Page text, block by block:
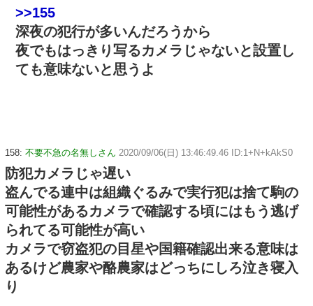
>>155
深夜の犯行が多いんだろうから
夜でもはっきり写るカメラじゃないと設置し
ても意味ないと思うよ
158: 不要不急の名無しさん 2020/09/06(日) 13:46:49.46 ID:1+N+kAkS0
防犯カメラじゃ遅い
盗んでる連中は組織ぐるみで実行犯は捨て駒の
可能性があるカメラで確認する頃にはもう逃げ
られてる可能性が高い
カメラで窃盗犯の目星や国籍確認出来る意味は
あるけど農家や酪農家はどっちにしろ泣き寝入
り